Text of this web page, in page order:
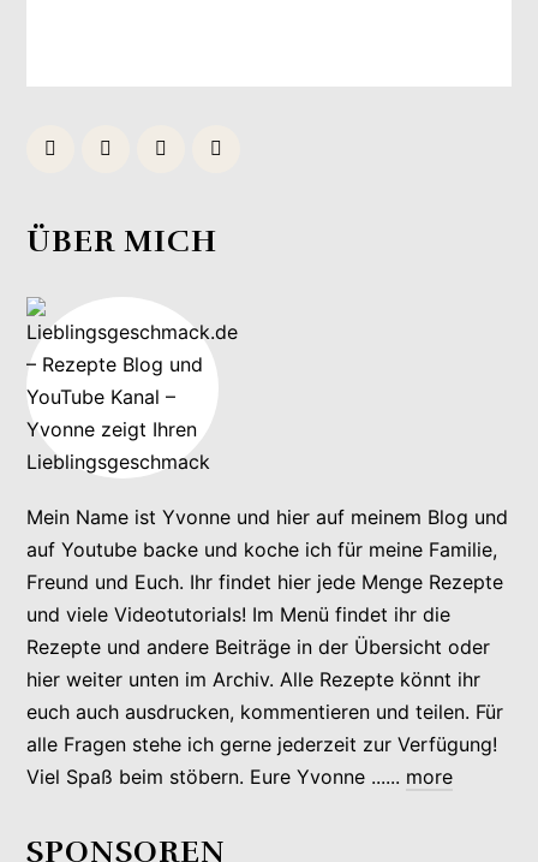
ÜBER MICH
Mein Name ist Yvonne und hier auf meinem Blog und
auf Youtube backe und koche ich für meine Familie,
Freund und Euch. Ihr findet hier jede Menge Rezepte
und viele Videotutorials! Im Menü findet ihr die
Rezepte und andere Beiträge in der Übersicht oder
hier weiter unten im Archiv. Alle Rezepte könnt ihr
euch auch ausdrucken, kommentieren und teilen. Für
alle Fragen stehe ich gerne jederzeit zur Verfügung!
Viel Spaß beim stöbern. Eure Yvonne ...... more
SPONSOREN